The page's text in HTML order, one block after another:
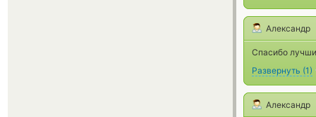
Александр
Спасибо
Развернуть (1)
Александр